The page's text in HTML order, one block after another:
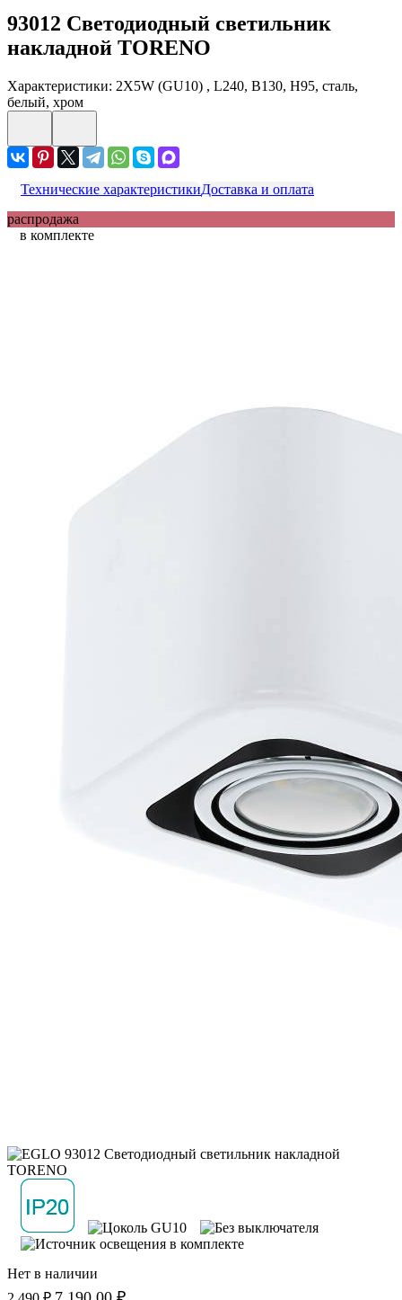
93012 Светодиодный светильник
накладной TORENO
Характеристики: 2X5W (GU10) , L240, B130, H95, сталь,
белый, хром
Технические характеристикиДоставка и оплата
распродажа
в комплекте
Нет в наличии